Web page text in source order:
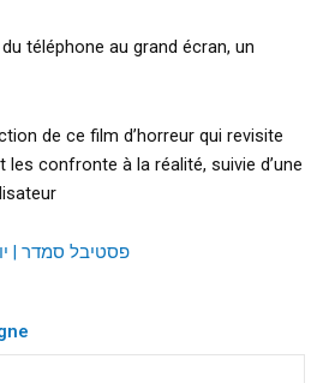
du téléphone au grand écran, un
de ce film d’horreur qui revisite
les confronte à la réalité, suivie d’une
פסטיבל סמדר |